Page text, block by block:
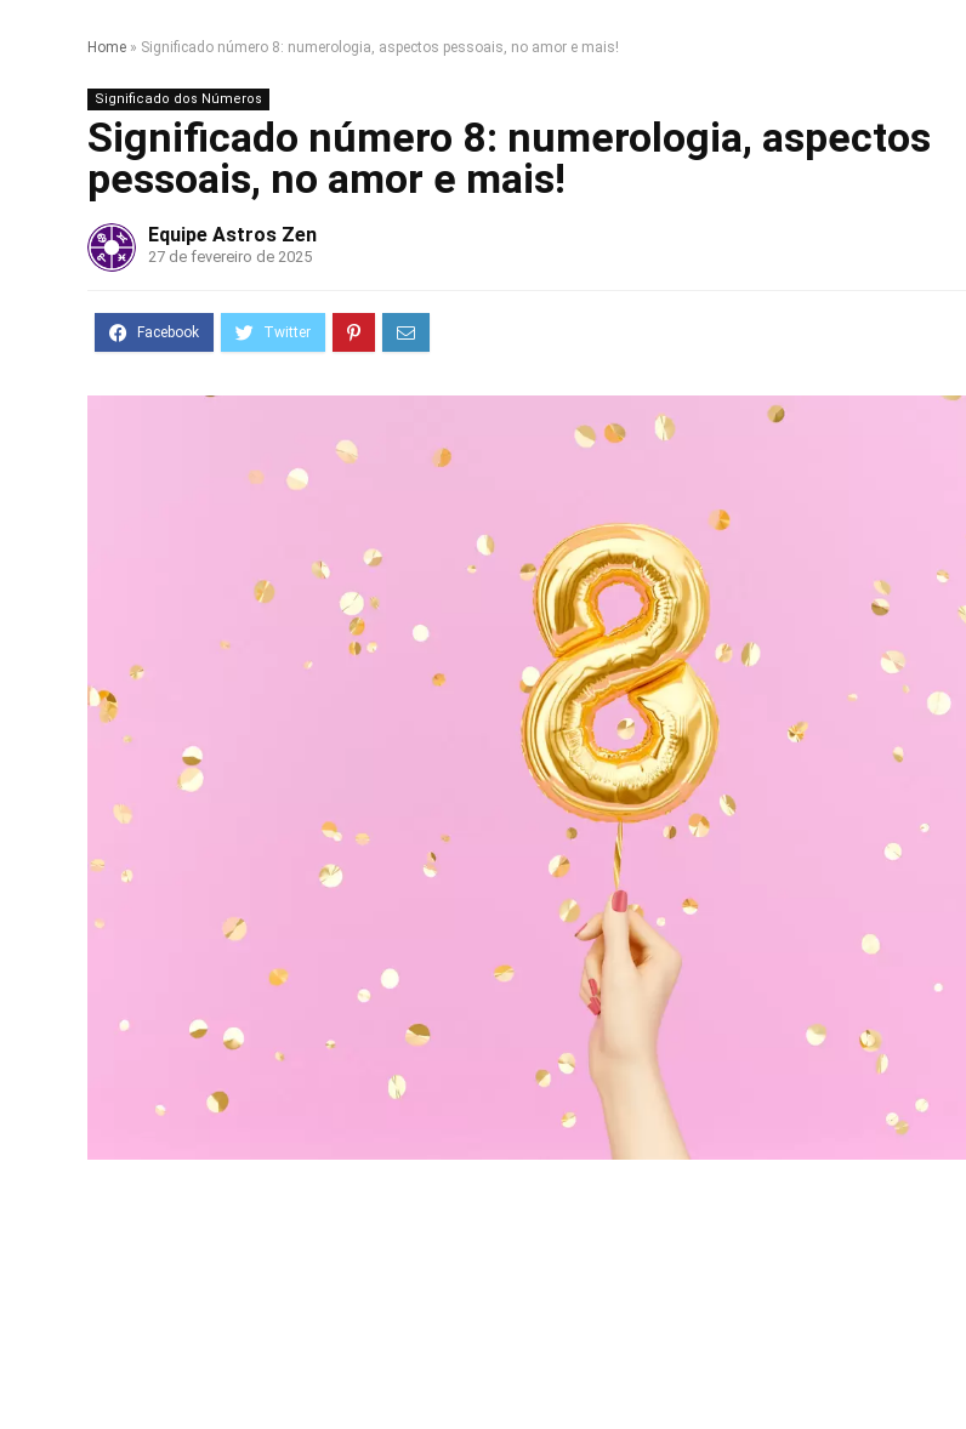
Home » Significado número 8: numerologia, aspectos pessoais, no amor e mais!
Significado dos Números
Significado número 8: numerologia, aspectos
pessoais, no amor e mais!
Equipe Astros Zen
27 de fevereiro de 2025